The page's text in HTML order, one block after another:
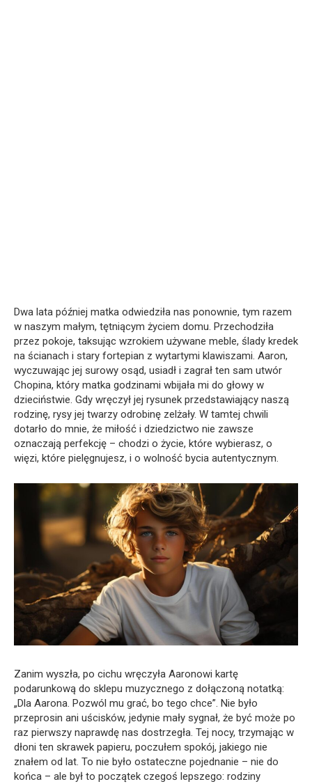
Dwa lata później matka odwiedziła nas ponownie, tym razem
w naszym małym, tętniącym życiem domu. Przechodziła
przez pokoje, taksując wzrokiem używane meble, ślady kredek
na ścianach i stary fortepian z wytartymi klawiszami. Aaron,
wyczuwając jej surowy osąd, usiadł i zagrał ten sam utwór
Chopina, który matka godzinami wbijała mi do głowy w
dzieciństwie. Gdy wręczył jej rysunek przedstawiający naszą
rodzinę, rysy jej twarzy odrobinę zelżały. W tamtej chwili
dotarło do mnie, że miłość i dziedzictwo nie zawsze
oznaczają perfekcję – chodzi o życie, które wybierasz, o
więzi, które pielęgnujesz, i o wolność bycia autentycznym.
Zanim wyszła, po cichu wręczyła Aaronowi kartę
podarunkową do sklepu muzycznego z dołączoną notatką:
„Dla Aarona. Pozwól mu grać, bo tego chce”. Nie było
przeprosin ani uścisków, jedynie mały sygnał, że być może po
raz pierwszy naprawdę nas dostrzegła. Tej nocy, trzymając w
dłoni ten skrawek papieru, poczułem spokój, jakiego nie
znałem od lat. To nie było ostateczne pojednanie – nie do
końca – ale był to początek czegoś lepszego: rodziny